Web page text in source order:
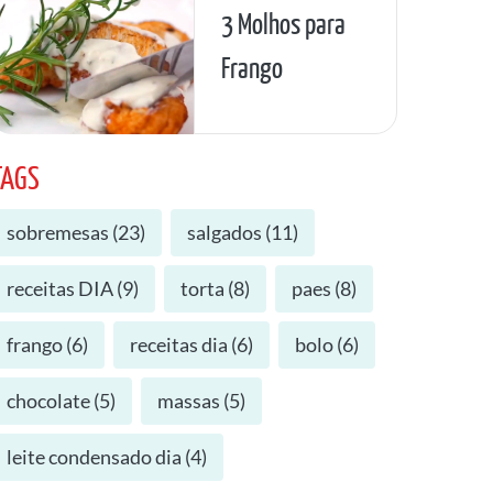
3 Molhos para
Frango
sobremesas (23) salgados (11)
receitas DIA(9) torta (8) paes (8)
frango(6) receitas dia (6) bolo(6)
chocolate(5) massas (5)
leite condensado dia (4)